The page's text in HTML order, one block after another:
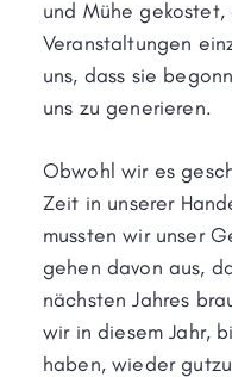
und Mühe
Veranstaltungen
uns, dass sie
uns zu generieren.
Obwohl wir es
Zeit in unserer
mussten wir unser
gehen davon aus,
nächsten Jahres
wir in diesem Jahr,
haben, wieder